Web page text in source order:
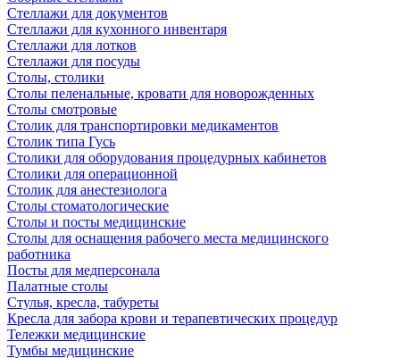
Стеллажи для документов
Стеллажи для кухонного инвентаря
Стеллажи для лотков
Стеллажи для посуды
Столы, столики
Столы пеленальные, кровати для новорожденных
Столы смотровые
Столик для транспортировки медикаментов
Столик типа Гусь
Столики для оборудования процедурных кабинетов
Столики для операционной
Столик для анестезиолога
Столы стоматологические
Столы и посты медицинские
Столы для оснащения рабочего места медицинского
работника
Посты для медперсонала
Палатные столы
Стулья, кресла, табуреты
Кресла для забора крови и терапевтических процедур
Тележки медицинские
Тумбы медицинские